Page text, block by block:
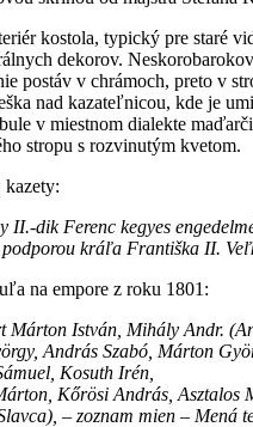
kostola, typický pre staré
dekorov.
postáv v chrámoch, preto v
nad kazateľnicou, kde je
v miestnom dialekte
stropu s rozvinutým kvetom.
kazety:
II.-dik Ferenc kegyes
podporou kráľa Františka II.
na empore z roku 1801:
Márton István, Mihály Andr.
András Szabó, Márton
Kosuth Irén,
Kőrösi András, Asztalos
– zoznam mien – Mená